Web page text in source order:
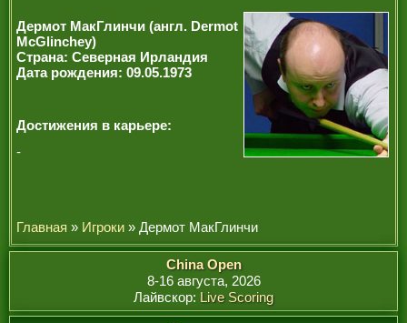
СЕНЧУРИ БРЕЙКИ
МАКСИМАЛЬНЫЕ БРЕЙКИ
ЧЕМПИОНЫ МИРА
Дермот МакГлинчи (англ. Dermot
McGlinchey)
Страна: Северная Ирландия
Дата рождения: 09.05.1973
Достижения в карьере:
-
Главная » Игроки » Дермот МакГлинчи
China Open
8-16 августа, 2026
Лайвскор: Live Scoring